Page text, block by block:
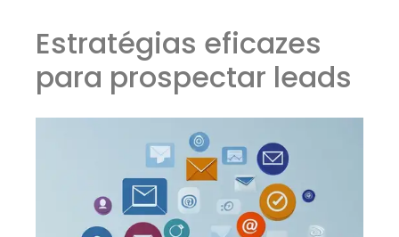
Estratégias eficazes
para prospectar leads